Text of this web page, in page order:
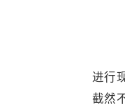
进行
截然